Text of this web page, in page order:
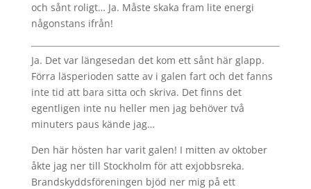
och sånt roligt… Ja. Måste skaka fram lite energi
någonstans ifrån!
Ja. Det var längesedan det kom ett sånt här glapp.
Förra läsperioden satte av i galen fart och det fanns
inte tid att bara sitta och skriva. Det finns det
egentligen inte nu heller men jag behöver två
minuters paus kände jag…
Den här hösten har varit galen! I mitten av oktober
åkte jag ner till Stockholm för att exjobbsreka.
Brandskyddsföreningen bjöd ner mig på ett